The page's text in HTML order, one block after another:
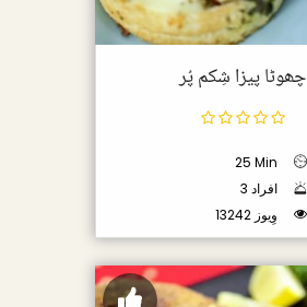
چھوٹا پیزا شِکم پُر
25 Min
3 افراد
13242 وِیوز